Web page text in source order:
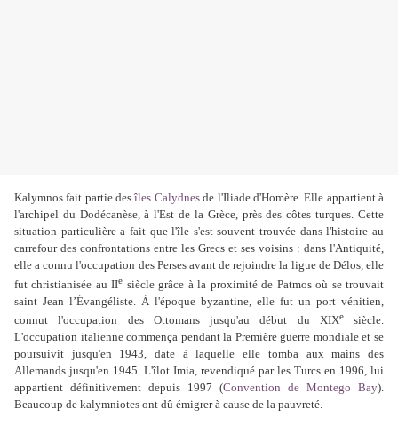
Kalymnos fait partie desîles Calydnesde l'Iliade d'Homère. Elle appartient à
l'archipel du Dodécanèse, à l'Est de la Grèce, près des côtes turques. Cette
situation particulière a fait que l'île s'est souvent trouvée dans l'histoire au
carrefour des confrontations entre les Grecs et ses voisins : dans l'Antiquité,
elle a connu l'occupation des Perses avant de rejoindre la ligue de Délos, elle
fut christianisée au IIe siècle grâce à la proximité de Patmos où se trouvait
saint Jean l’Évangéliste. À l'époque byzantine, elle fut un port vénitien,
connut l'occupation des Ottomans jusqu'au début du XIXesiècle.
L'occupation italienne commença pendant la Première guerre mondiale et se
poursuivit jusqu'en 1943, date à laquelle elle tomba aux mains des
Allemands jusqu'en 1945. L'îlot Imia, revendiqué par les Turcs en 1996, lui
appartient définitivement depuis 1997 (Convention de Montego Bay).
Beaucoup de kalymniotes ont dû émigrer à cause de la pauvreté.